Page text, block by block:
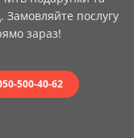
Замовляйте послугу
зараз!
500-40-62